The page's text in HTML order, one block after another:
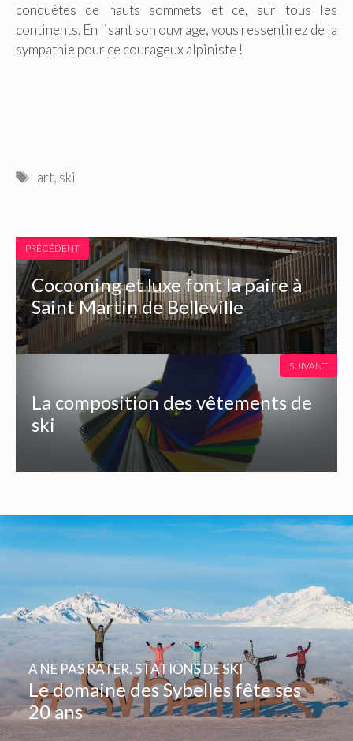
conquêtes de hauts sommets et ce, sur tous les
continents. En lisant son ouvrage, vous ressentirez de la
sympathie pour ce courageux alpiniste !
Étiquettes
art, ski
PRÉCÉDENT
Cocooning et luxe font la paire à
Saint Martin de Belleville
La composition des vêtements de
ski
SUIVANT
Le domaine des Sybelles fête ses
20 ans
A NE PAS RATER,STATIONS DE SKI